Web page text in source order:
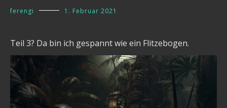
ferengi 1. Februar 2021
Teil 3? Da bin ich gespannt wie ein Flitzebogen.